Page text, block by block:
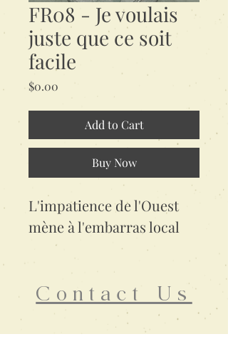
FR08 - Je voulais
juste que ce soit
facile
$0.00
Add to Cart
Buy Now
L'impatience de l'Ouest
mène à l'embarras local
Contact Us